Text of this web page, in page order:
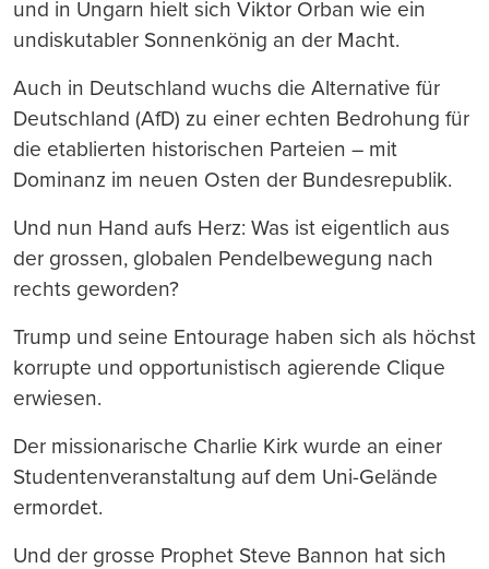
und in Ungarn hielt sich Viktor Orban wie ein
undiskutabler Sonnenkönig an der Macht.
Auch in Deutschland wuchs die Alternative für
Deutschland (AfD) zu einer echten Bedrohung für
die etablierten historischen Parteien – mit
Dominanz im neuen Osten der Bundesrepublik.
Und nun Hand aufs Herz: Was ist eigentlich aus
der grossen, globalen Pendelbewegung nach
rechts geworden?
Trump und seine Entourage haben sich als höchst
korrupte und opportunistisch agierende Clique
erwiesen.
Der missionarische Charlie Kirk wurde an einer
Studentenveranstaltung auf dem Uni-Gelände
ermordet.
Und der grosse Prophet Steve Bannon hat sich